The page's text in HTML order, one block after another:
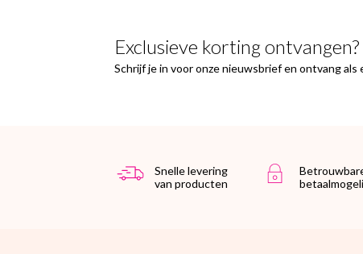
Exclusieve korting ontvangen?
Schrijf je in voor onze nieuwsbrief en ontvang
Snelle levering
van producten